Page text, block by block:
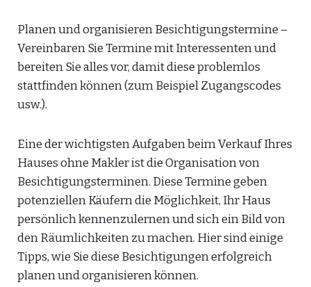
Planen und organisieren Besichtigungstermine –
Vereinbaren Sie Termine mit Interessenten und
bereiten Sie alles vor, damit diese problemlos
stattfinden können (zum Beispiel Zugangscodes
usw.).
Eine der wichtigsten Aufgaben beim Verkauf Ihres
Hauses ohne Makler ist die Organisation von
Besichtigungsterminen. Diese Termine geben
potenziellen Käufern die Möglichkeit, Ihr Haus
persönlich kennenzulernen und sich ein Bild von
den Räumlichkeiten zu machen. Hier sind einige
Tipps, wie Sie diese Besichtigungen erfolgreich
planen und organisieren können.